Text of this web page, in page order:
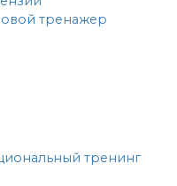
тренажер
тренинг